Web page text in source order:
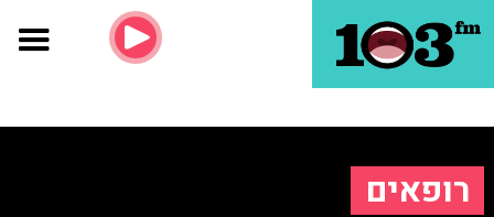
רופאים